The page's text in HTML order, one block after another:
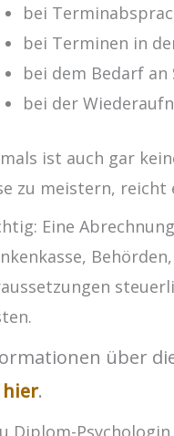
bei
bei Terminen in
bei dem Bedarf an
bei der
ist auch gar
zu meistern, reicht
Eine
über
hier.
Diplom-